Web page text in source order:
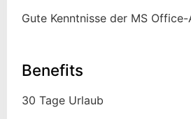
Gute Kenntnisse der MS
Benefits
30 Tage Urlaub